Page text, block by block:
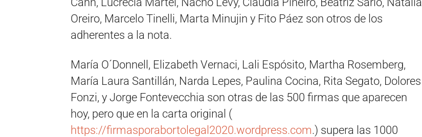
Oreiro, Marcelo Tinelli, Marta Minujin y Fito Páez son otros de los
adherentes a la nota.
María O´Donnell, Elizabeth Vernaci, Lali Espósito, Martha Rosemberg,
María Laura Santillán, Narda Lepes, Paulina Cocina, Rita Segato, Dolores
Fonzi, y Jorge Fontevecchia son otras de las 500 firmas que aparecen
hoy, pero que en la carta original (
https://firmasporabortolegal2020.wordpress.com.) supera las 1000